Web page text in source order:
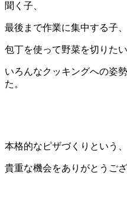
聞く子、
最後まで作業に集中する子、
包丁を使って野菜を切りた
いろんなクッキングへの姿
た。
本格的なピザづくりという、
貴重な機会をありがとうご